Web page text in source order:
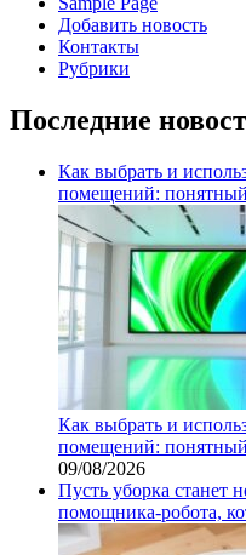
Добавить новость
Контакты
Рубрики
Последние
Как выбрать и
помещений:
Как выбрать и
помещений:
09/08/2026
Пусть уборка станет
помощника‑робота,